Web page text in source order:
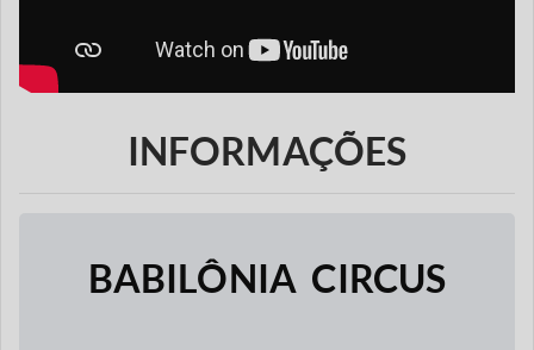
INFORMAÇÕES
BABILÔNIA CIRCUS